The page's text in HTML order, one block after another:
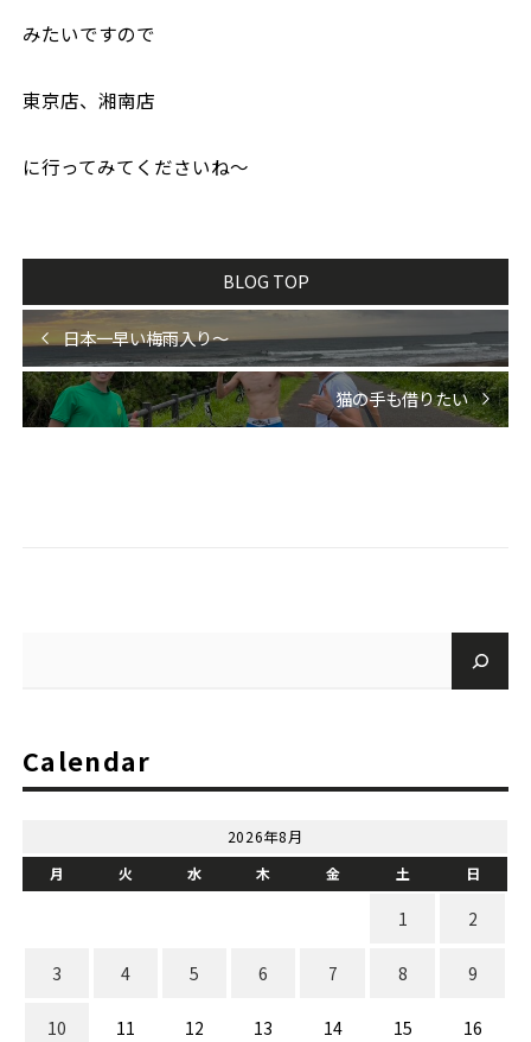
みたいですので
東京店、湘南店
に行ってみてくださいね〜
BLOG TOP
日本一早い梅雨入り〜
猫の手も借りたい
Calendar
2026年8月
月
火 水 木 金 土 日
1 2
3 4 5 6 7 8 9
10 11 12 13 14 15 16